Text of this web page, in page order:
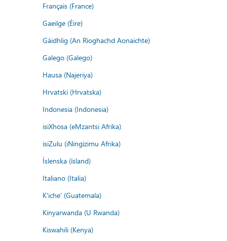
Français (France)
Gaeilge (Éire)
Gàidhlig (An Rìoghachd Aonaichte)
Galego (Galego)
Hausa (Najeriya)
Hrvatski (Hrvatska)
Indonesia (Indonesia)
isiXhosa (eMzantsi Afrika)
isiZulu (iNingizimu Afrika)
Íslenska (ísland)
Italiano (Italia)
K'iche' (Guatemala)
Kinyarwanda (U Rwanda)
Kiswahili (Kenya)